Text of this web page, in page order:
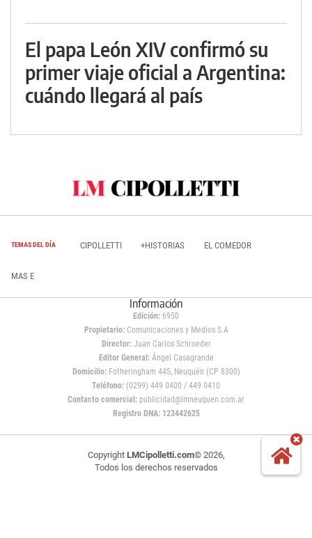
El papa León XIV confirmó su
primer viaje oficial a Argentina:
cuándo llegará al país
TEMAS DEL DÍA CIPOLLETTI +HISTORIAS EL COMEDOR
MAS E
Información
Edición: 6950
Propietario:Comunicaciones y Medios S.A
Director: Juan Carlos Schroeder
Editor General:Ángel Casagrande
Domicilio:Fotheringham 445, Neuquén (CP 8300)
Teléfono: (0299) 449 0400 / 449 0410
Contacto comercial: publicidad@lmneuquen.com.ar
Registro DNA: 123442625
Copyright LMCipolletti.com© 2026,
Todos los derechos reservados